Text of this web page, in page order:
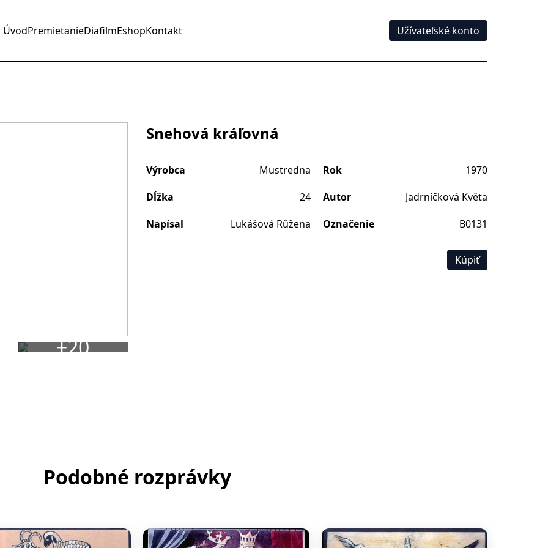
ÚvodPremietanieDiafilmEshopKontakt Užívateľské konto
+20
Snehová kráľovná
Výrobca Mustredna Rok
1970
Dĺžka
24 Autor
Jadrníčková Květa
Napísal
Lukášová Růžena Označenie B0131
Kúpiť
Podobné rozprávky